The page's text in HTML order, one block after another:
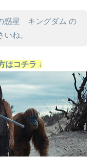
惑星 キングダム の
ね。
はコチラ ↓